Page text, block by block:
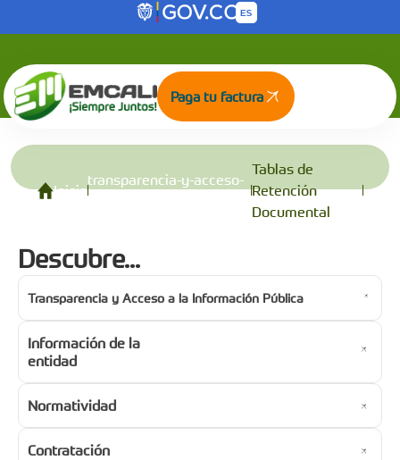
Saltar al contenido principal
Tablas de Retención Documental
Paga tu factura
Inicio
transparencia-y-acceso-
a-la-informacion-publica
Tablas de
Retención
Documental
Descubre...
Transparencia y Acceso a la Información Pública
Información de la
entidad
Normatividad
Contratación